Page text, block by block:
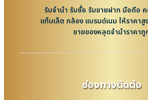
รับจำนำ รับซื้อ รับขายฝาก มือถือ
แท็บเล็ต กล้อง แบรนด์เนม ให้ราคาสู
ขายของหลุดจำนำราคาถู
ช่องทางติดต่อ